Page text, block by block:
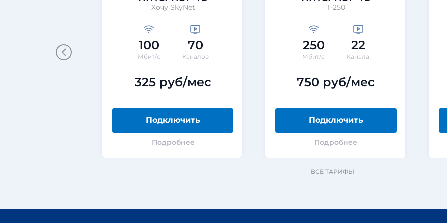
Хочу SkyNet
100
Мбит/с
70
Каналов
325 руб/мес
Подключить
Подробнее
T-250
250
Мбит/с
22
Канала
750 руб/мес
Подключить
Подробнее
ВСЕ ТАРИФЫ